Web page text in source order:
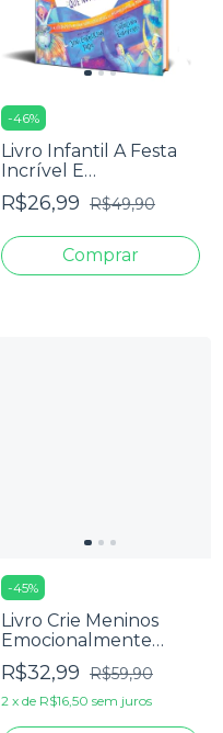
-46%
Livro Infantil A Festa
Incrível E
Superfantástica Que
Nunca Acaba - Joni
Catalina Echeverri
R$26,99 R$49,90
-45%
Livro Crie Meninos
Emocionalmente
Saudáveis - David
Thomas
R$32,99 R$59,90
2 x de R$16,50 sem juros